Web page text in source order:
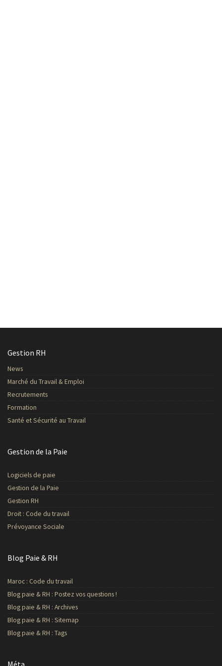
Gestion RH
News
Marché du Travail & Emploi
Recrutements
Formation
Santé et Sécurité au Travail
Gestion de la Paie
Logiciels de paie
Gestion de la Paie
Gestion RH
Droit : Code du travail
Prévoyance Sociale
Blog Paie & RH
Maroc : Code du travail
Blog paie & RH : Postez vos questions !
Blog paie & RH : Archives
Blog paie & RH : Sitemap
Blog paie & RH : Tags